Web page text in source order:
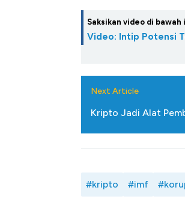
Saksikan video di bawah
Video: Intip Potensi
Next Article
Kripto Jadi Alat
#kripto #imf